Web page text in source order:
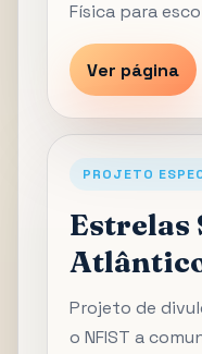
Física para
Ver página
PROJETO
Estrelas
Projeto de
o NFIST a